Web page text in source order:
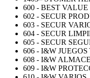
600 - BEST VALUE
602 - SECUR
603 - SECUR
604 - SECUR
605 - SECUR
606 - I&W JUEGOS
608 - I&W
609 - I&W